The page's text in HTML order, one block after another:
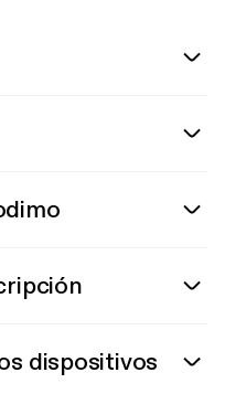
dispositivos